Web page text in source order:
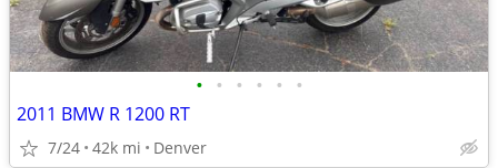
• • • • • •
2011 BMW R 1200 RT
7/24 42k mi Denver